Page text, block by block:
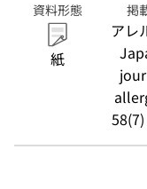
資料形態
紙
掲
アレ